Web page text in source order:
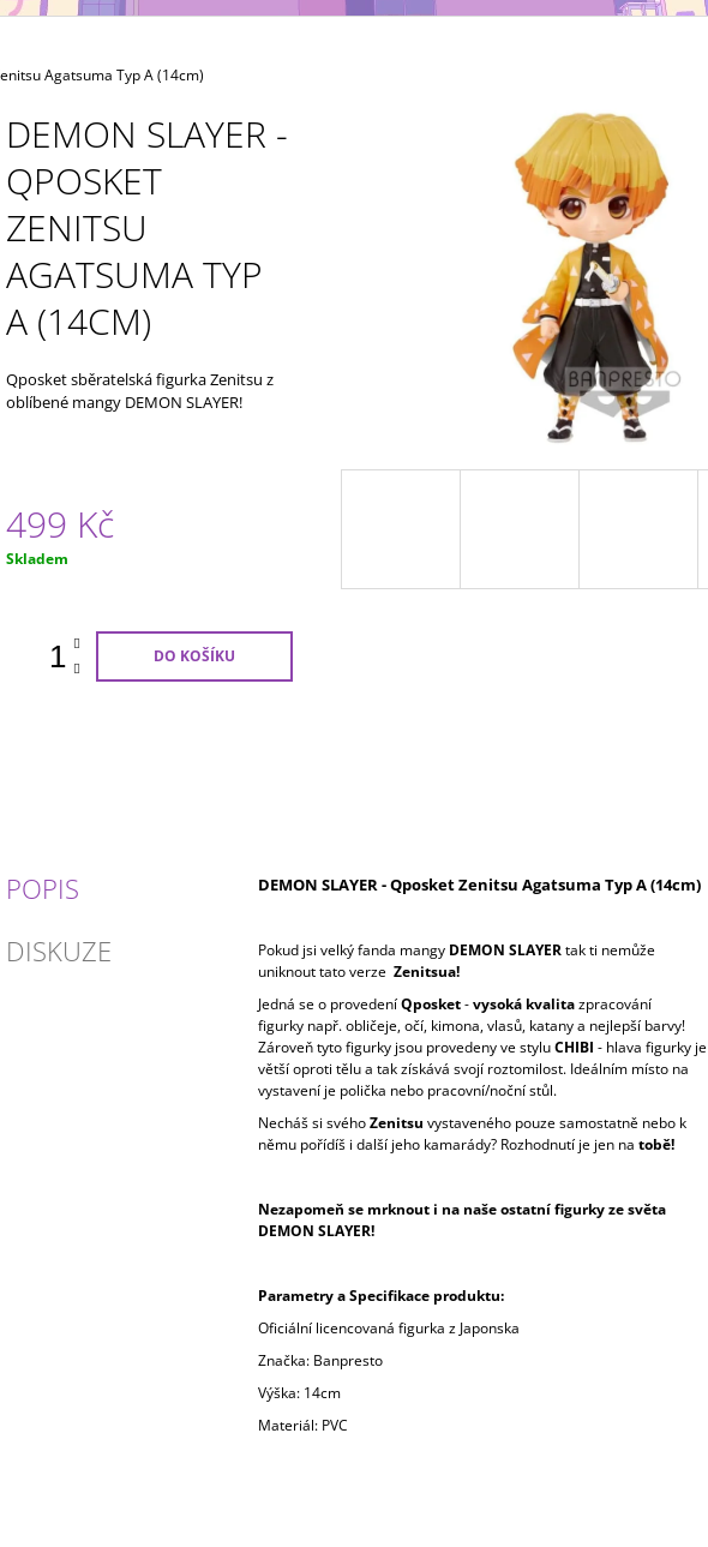
Agatsuma Typ A (14cm)
DEMON SLAYER -
QPOSKET
ZENITSU
AGATSUMA TYP
A (14CM)
Qposket sběratelská figurka Zenitsu z
oblíbené mangy DEMON SLAYER!
499 Kč
Měrná
Skladem
DO KOŠÍKU
POPIS
DISKUZE
DEMON SLAYER - Qposket Zenitsu Agatsuma Typ A (14cm)
Pokud jsi velký fanda mangy DEMON SLAYERtak ti nemůže
uniknout tato verze Zenitsua!
Jedná se o provedeníQposket-vysoká kvalitazpracování
figurky např. obličeje, očí, kimona, vlasů, katany a nejlepší barvy!
Zároveň tyto figurky jsou provedeny ve styluCHIBI - hlava figurky je
větší oproti tělu a tak získává svojí roztomilost. Ideálním místo na
vystavení je polička nebo pracovní/noční stůl.
Necháš si svéhoZenitsu vystaveného pouze samostatně nebo k
němu pořídíš i další jeho kamarády? Rozhodnutí je jen na tobě!
Nezapomeň se mrknout i na naše ostatní figurky ze světa
DEMON SLAYER!
Parametry a Specifikace produktu:
Oficiální licencovaná figurka z Japonska
Značka: Banpresto
Výška: 14cm
Materiál: PVC